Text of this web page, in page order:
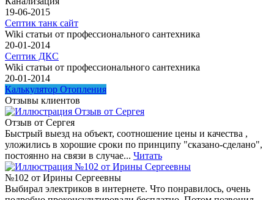
19-06-2015
Септик танк сайт
Wiki статьи от профессионального сантехника
20-01-2014
Септик ДКС
Wiki статьи от профессионального сантехника
20-01-2014
Калькулятор Отопления
Отзывы клиентов
Отзыв от Сергея
Быстрый выезд на объект, соотношение цены и качества ,
уложились в хорошие сроки по принципу "сказано-сделано",
постоянно на связи в случае... Читать
№102 от Ирины Сергеевны
Выбирал электриков в интернете. Что понравилось, очень